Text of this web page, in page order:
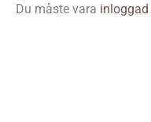
Du måste vara inloggad